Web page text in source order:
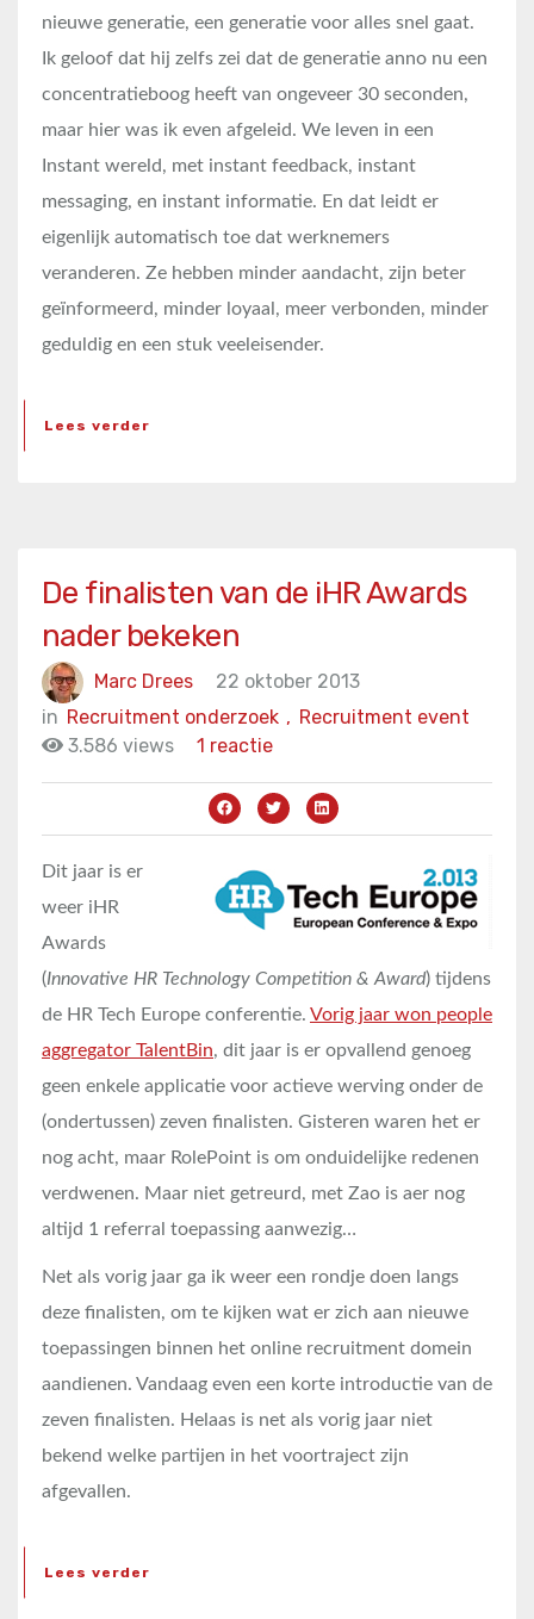
nieuwe generatie, een generatie voor alles snel gaat.
Ik geloof dat hij zelfs zei dat de generatie anno nu een
concentratieboog heeft van ongeveer 30 seconden,
maar hier was ik even afgeleid. We leven in een
Instant wereld, met instant feedback, instant
messaging, en instant informatie. En dat leidt er
eigenlijk automatisch toe dat werknemers
veranderen. Ze hebben minder aandacht, zijn beter
geïnformeerd, minder loyaal, meer verbonden, minder
geduldig en een stuk veeleisender.
Lees verder
De finalisten van de iHR Awards
nader bekeken
Marc Drees
22 oktober 2013
in
Recruitment event
Recruitment onderzoek ,
3.586 views
1 reactie
Dit jaar is er
weer iHR
Awards
(Innovative HR Technology Competition & Award) tijdens
de HR Tech Europe conferentie. Vorig jaar won people
aggregator TalentBin, dit jaar is er opvallend genoeg
geen enkele applicatie voor actieve werving onder de
(ondertussen) zeven finalisten. Gisteren waren het er
nog acht, maar RolePoint is om onduidelijke redenen
verdwenen. Maar niet getreurd, met Zao is aer nog
altijd 1 referral toepassing aanwezig…
Net als vorig jaar ga ik weer een rondje doen langs
deze finalisten, om te kijken wat er zich aan nieuwe
toepassingen binnen het online recruitment domein
aandienen. Vandaag even een korte introductie van de
zeven finalisten. Helaas is net als vorig jaar niet
bekend welke partijen in het voortraject zijn
afgevallen.
Lees verder